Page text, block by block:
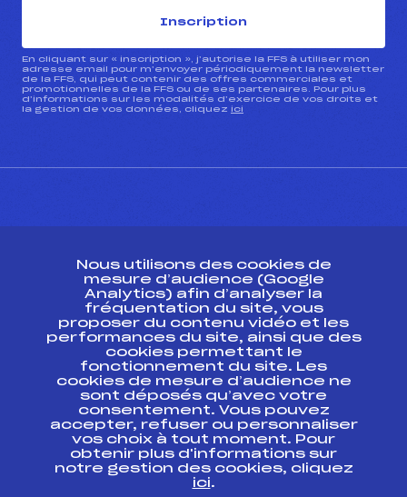
Inscription
En cliquant sur « inscription », j’autorise la FFS à utiliser mon
adresse email pour m’envoyer périodiquement la newsletter
de la FFS, qui peut contenir des offres commerciales et
promotionnelles de la FFS ou de ses partenaires. Pour plus
d’informations sur les modalités d’exercice de vos droits et
la gestion de vos données, cliquez ici
Ressources
Pass’Neige
Projet sportif fédéral
Projet de performance fédéral
Antidopage
Pôle Développement, Formation, Suivi
Scientifique
Listes ministérielles
Pôle vie de l’athlète
Enseignement professionnel
Nous utilisons des cookies de
mesure d’audience (Google
Analytics) afin d’analyser la
fréquentation du site, vous
proposer du contenu vidéo et les
performances du site, ainsi que des
cookies permettant le
fonctionnement du site. Les
cookies de mesure d’audience ne
sont déposés qu’avec votre
consentement. Vous pouvez
accepter, refuser ou personnaliser
vos choix à tout moment. Pour
obtenir plus d'informations sur
notre gestion des cookies, cliquez
ici.